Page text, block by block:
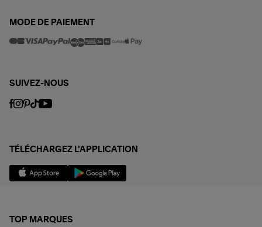
MODE DE PAIEMENT
SUIVEZ-NOUS
TÉLÉCHARGEZ L'APPLICATION
TOP MARQUES